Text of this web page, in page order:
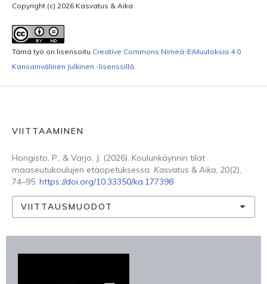
Copyright (c) 2026 Kasvatus & Aika
Tämä työ on lisensoitu Creative Commons Nimeä-EiMuutoksia 4.0
Kansainvälinen Julkinen -lisenssillä
VIITTAAMINEN
Hongisto, P., & Varjo, J. (2026). Koulunkäynnin tilat
maaseutukoulujen etäopetuksessa. Kasvatus & Aika, 20(2),
74–95. https://doi.org/10.33350/ka.177398
VIITTAUSMUODOT